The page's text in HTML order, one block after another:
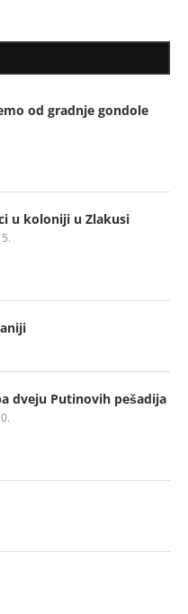
od gradnje gondole
u koloniji u Zlakusi
dveju Putinovih pešadija